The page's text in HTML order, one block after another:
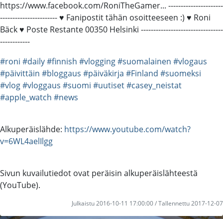
https://www.facebook.com/RoniTheGamer... ----------------------
------------------­----- ♥ Fanipostit tähän osoitteeseen :) ♥ Roni
Bäck ♥ Poste Restante 00350 Helsinki ---------------------------------
-------­-----
#roni #daily#finnish #vlogging#suomalainen #vlogaus
#päivittäin #bloggaus #päiväkirja #Finland #suomeksi
#vlog#vloggaus #suomi #uutiset#casey_neistat
#apple_watch #news
Alkuperäislähde: https://www.youtube.com/watch?
v=6WL4aelIlgg
Sivun kuvailutiedot ovat peräisin alkuperäislähteestä
(YouTube).
Julkaistu 2016-10-11 17:00:00 / Tallennettu 2017-12-07